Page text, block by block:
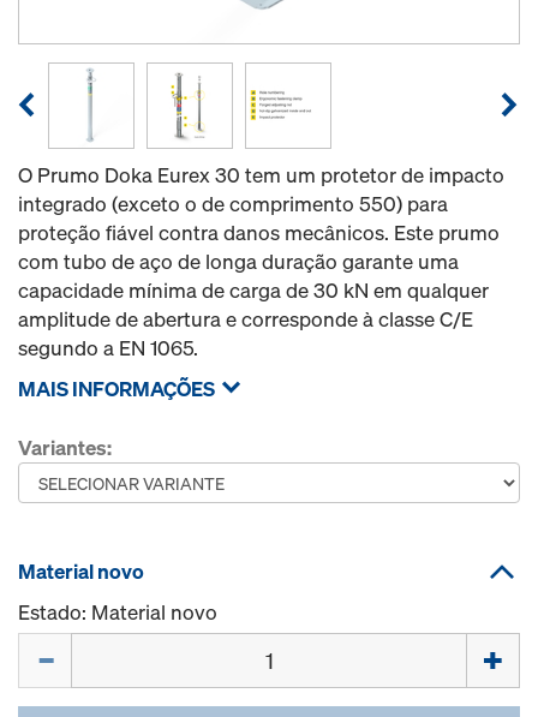
O Prumo Doka Eurex 30 tem um protetor de impacto
integrado (exceto o de comprimento 550) para
proteção fiável contra danos mecânicos. Este prumo
com tubo de aço de longa duração garante uma
capacidade mínima de carga de 30 kN em qualquer
amplitude de abertura e corresponde à classe C/E
segundo a EN 1065.
MAIS INFORMAÇÕES
Variantes:
Material novo
Estado: Material novo